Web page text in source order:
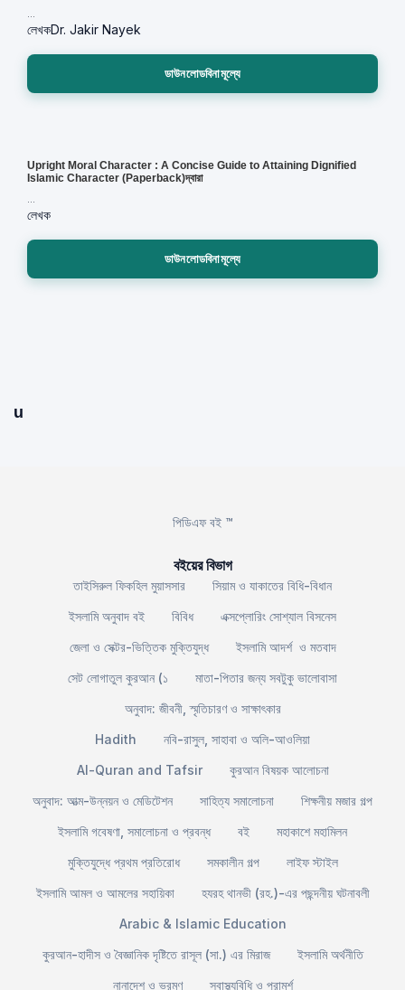
লেখকDr. Jakir Nayek
ডাউনলোডবিনামূল্যে
Upright Moral Character : A Concise Guide to Attaining Dignified
Islamic Character (Paperback)দ্বারা
লেখক
ডাউনলোডবিনামূল্যে
u
পিডিএফ বই ™
বইয়ের বিভাগ
তাইসিরুল ফিকহিল মুয়াসসার
সিয়াম ও যাকাতের বিধি-বিধান
ইসলামি অনুবাদ বই
বিবিধ
এক্সপ্লোরিং সোশ্যাল বিসনেস
জেলা ও সেক্টর-ভিত্তিক মুক্তিযুদ্ধ
ইসলামি আদর্শ ও মতবাদ
সেট লোগাতুল কুরআন (১
মাতা-পিতার জন্য সবটুকু ভালোবাসা
অনুবাদ: জীবনী, স্মৃতিচারণ ও সাক্ষাৎকার
Hadith
নবি-রাসুল, সাহাবা ও অলি-আওলিয়া
Al-Quran and Tafsir
কুরআন বিষয়ক আলোচনা
অনুবাদ: আত্ম-উন্নয়ন ও মেডিটেশন
সাহিত্য সমালোচনা
শিক্ষনীয় মজার গল্প
ইসলামি গবেষণা, সমালোচনা ও প্রবন্ধ
বই
মহাকাশে মহামিলন
মুক্তিযুদ্ধে প্রথম প্রতিরোধ
সমকালীন গল্প
লাইফ স্টাইল
ইসলামি আমল ও আমলের সহায়িকা
হযরহ থানভী (রহ.)-এর পছন্দনীয় ঘটনাবলী
Arabic & Islamic Education
কুরআন-হাদীস ও বৈজ্ঞানিক দৃষ্টিতে রাসূল (সা.) এর মিরাজ
ইসলামি অর্থনীতি
নানাদেশ ও ভ্রমণ
স্বাস্থ্যবিধি ও পরামর্শ